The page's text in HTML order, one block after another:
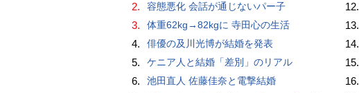
2. 容態悪化 会話が通じないパー子
3. 体重62kg→82kgに 寺田心の生活
4. 俳優の及川光博が結婚を発表
5. ケニア人と結婚「差別」のリアル
6. 池田直人 佐藤佳奈と電撃結婚
12.
13.
14.
15.
16.